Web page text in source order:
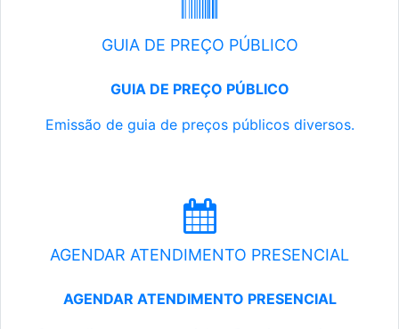
GUIA DE PREÇO PÚBLICO
GUIA DE PREÇO PÚBLICO
Emissão de guia de preços públicos diversos.
AGENDAR ATENDIMENTO PRESENCIAL
AGENDAR ATENDIMENTO PRESENCIAL